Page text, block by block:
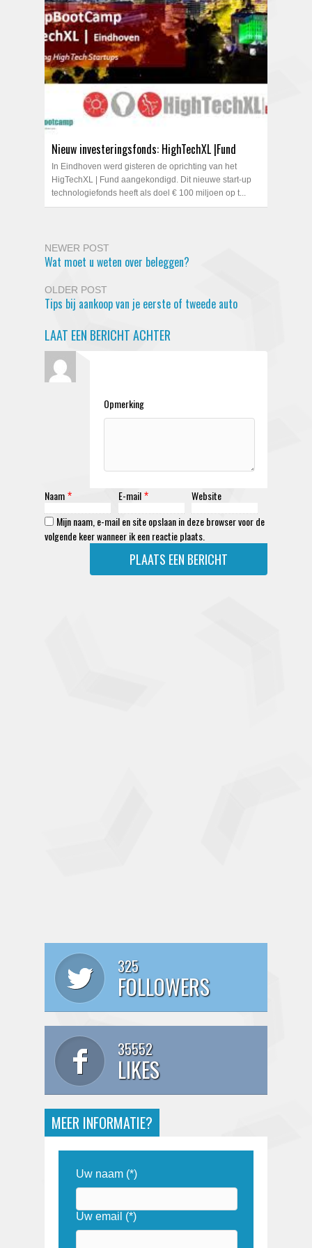
Nieuw investeringsfonds: HighTechXL |Fund
In Eindhoven werd gisteren de oprichting van het
HigTechXL | Fund aangekondigd. Dit nieuwe start-up
technologiefonds heeft als doel € 100 miljoen op t...
NEWER POST
Wat moet u weten over beleggen?
OLDER POST
Tips bij aankoop van je eerste of tweede auto
LAAT EEN BERICHT ACHTER
Opmerking
Naam * E-mail *
Website
Mijn naam, e-mail en site opslaan in deze browser voor de
volgende keer wanneer ik een reactie plaats.
325
FOLLOWERS
35552
LIKES
MEER INFORMATIE?
Uw naam (*)
Uw email (*)